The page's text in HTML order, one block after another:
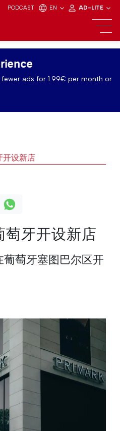
PODCAST EN AD-LITE
ads for 1.99€ per month or
开设新店
萄牙开设新店
葡萄牙塞图巴尔区开